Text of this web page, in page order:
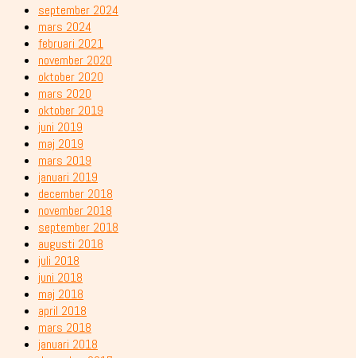
september 2024
mars 2024
februari 2021
november 2020
oktober 2020
mars 2020
oktober 2019
juni 2019
maj 2019
mars 2019
januari 2019
december 2018
november 2018
september 2018
augusti 2018
juli 2018
juni 2018
maj 2018
april 2018
mars 2018
januari 2018